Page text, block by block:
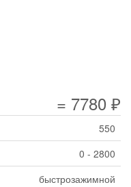
= 7780 ₽
550
0 - 2800
быстрозажимной